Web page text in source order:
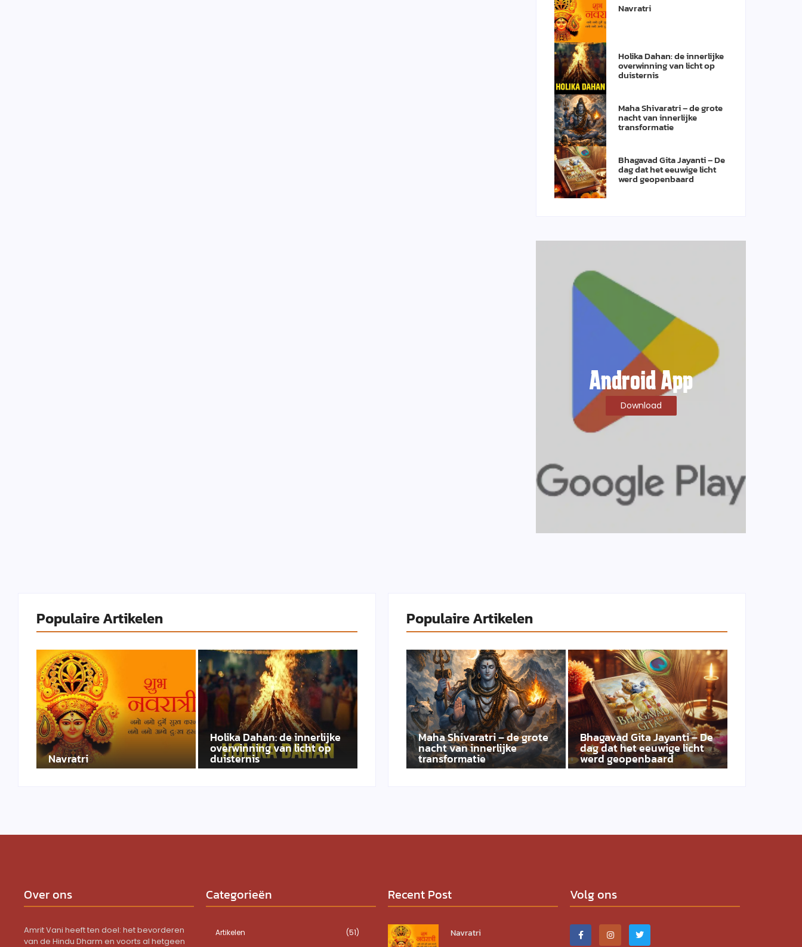
Navratri
Holika Dahan: de innerlijke
overwinning van licht op
duisternis
Maha Shivaratri – de grote
nacht van innerlijke
transformatie
Bhagavad Gita Jayanti – De
dag dat het eeuwige licht
werd geopenbaard
Android App
Download
Populaire Artikelen
Navratri
Holika Dahan: de innerlijke
overwinning van licht op
duisternis
Populaire Artikelen
Maha Shivaratri – de grote
nacht van innerlijke
transformatie
Bhagavad Gita Jayanti – De
dag dat het eeuwige licht
werd geopenbaard
Over ons
Amrit Vani heeft ten doel: het bevorderen
van de Hindu Dharm en voorts al hetgeen
Categorieën
Artikelen (51)
Recent Post
Navratri
Volg ons